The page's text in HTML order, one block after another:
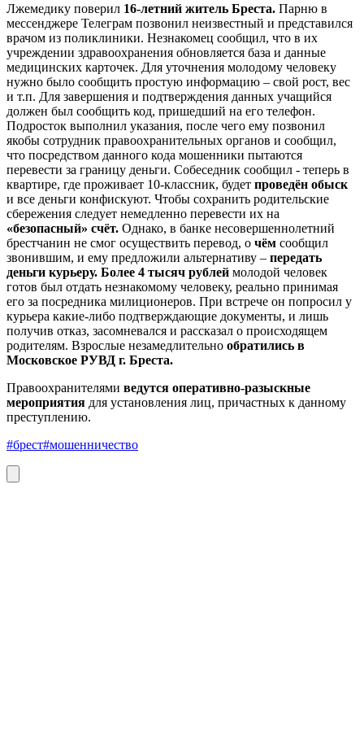
Лжемедику поверил 16-летний житель Бреста. Парню в
мессенджере Телеграм позвонил неизвестный и представился
врачом из поликлиники. Незнакомец сообщил, что в их
учреждении здравоохранения обновляется база и данные
медицинских карточек. Для уточнения молодому человеку
нужно было сообщить простую информацию – свой рост, вес
и т.п. Для завершения и подтверждения данных учащийся
должен был сообщить код, пришедший на его телефон.
Подросток выполнил указания, после чего ему позвонил
якобы сотрудник правоохранительных органов и сообщил,
что посредством данного кода мошенники пытаются
перевести за границу деньги. Собеседник сообщил - теперь в
квартире, где проживает 10-классник, будет проведён обыск
и все деньги конфискуют. Чтобы сохранить родительские
сбережения следует немедленно перевести их на
«безопасный» счёт. Однако, в банке несовершеннолетний
брестчанин не смог осуществить перевод, о чём сообщил
звонившим, и ему предложили альтернативу – передать
деньги курьеру. Более 4 тысяч рублей молодой человек
готов был отдать незнакомому человеку, реально принимая
его за посредника милиционеров. При встрече он попросил у
курьера какие-либо подтверждающие документы, и лишь
получив отказ, засомневался и рассказал о происходящем
родителям. Взрослые незамедлительно обратились в
Московское РУВД г. Бреста.
Правоохранителями ведутся оперативно-разыскные
мероприятия для установления лиц, причастных к данному
преступлению.
#брест#мошенничество